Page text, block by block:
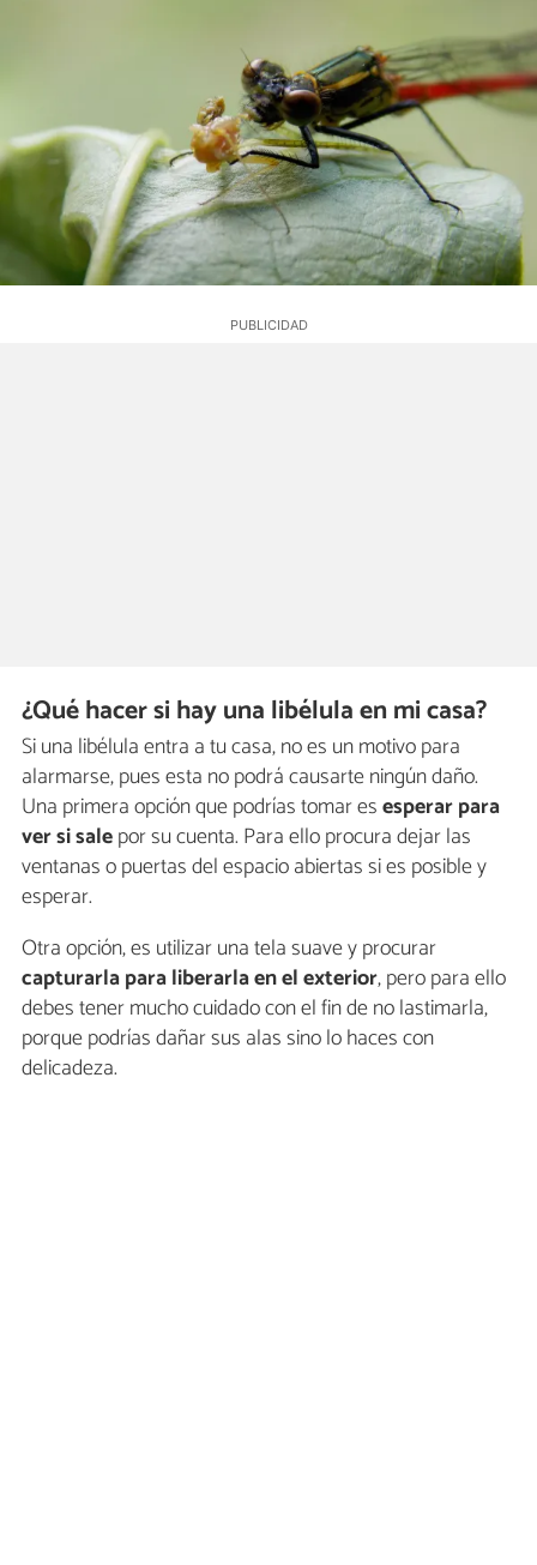
¿Qué hacer si hay una libélula en mi casa?
Si una libélula entra a tu casa, no es un motivo para
alarmarse, pues esta no podrá causarte ningún daño.
Una primera opción que podrías tomar esesperar para
ver si salepor su cuenta. Para ello procura dejar las
ventanas o puertas del espacio abiertas si es posible y
esperar.
Otra opción, es utilizar una tela suave y procurar
capturarla para liberarla en el exterior, pero para ello
debes tener mucho cuidado con el fin de no lastimarla,
porque podrías dañar sus alas sino lo haces con
delicadeza.